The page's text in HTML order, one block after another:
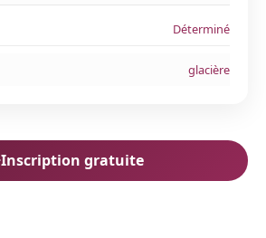
Déterminé
glacière
Inscription gratuite